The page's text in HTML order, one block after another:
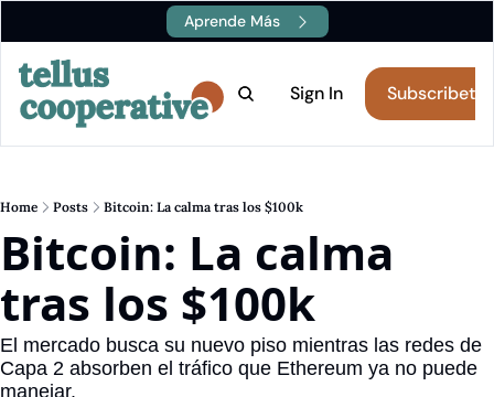
Aprende Más
Boletín
Canales
1.B Description
Aprende
1.B Description
Eventos Sign In Subscribete
Home Posts Bitcoin: La calma tras los $100k
Bitcoin: La calma
tras los $100k
El mercado busca su nuevo piso mientras las redes de
Capa 2 absorben el tráfico que Ethereum ya no puede
manejar.